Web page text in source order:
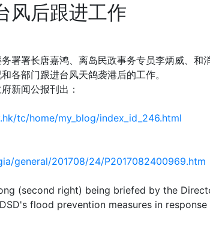
风后跟进工作
署署长唐嘉鸿、离岛民政事务专员李炳威、和
各部门跟进台风天鸽袭港后的工作。
新闻公报刊出：
tc/home/my_blog/index_id_246.html
general/201708/24/P2017082400969.htm